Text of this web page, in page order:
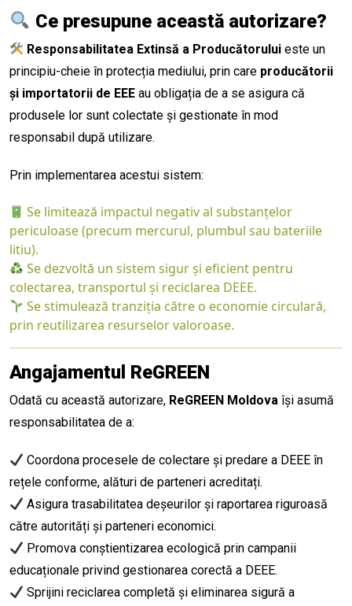
Ce presupune această autorizare?
Responsabilitatea Extinsă a Producătorului este un
principiu-cheie în protecția mediului, prin care producătorii
și importatorii de EEE au obligația de a se asigura că
produsele lor sunt colectate și gestionate în mod
responsabil după utilizare.
Prin implementarea acestui sistem:
Se limitează impactul negativ al substanțelor
periculoase (precum mercurul, plumbul sau bateriile
litiu).
Se dezvoltă un sistem sigur și eficient pentru
colectarea, transportul și reciclarea DEEE.
Se stimulează tranziția către o economie circulară,
prin reutilizarea resurselor valoroase.
Angajamentul ReGREEN
Odată cu această autorizare, ReGREEN Moldova își asumă
responsabilitatea de a:
Coordona procesele de colectare și predare a DEEE în
rețele conforme, alături de parteneri acreditați.
Asigura trasabilitatea deșeurilor și raportarea riguroasă
către autorități și parteneri economici.
Promova conștientizarea ecologică prin campanii
educaționale privind gestionarea corectă a DEEE.
Sprijini reciclarea completă și eliminarea sigură a